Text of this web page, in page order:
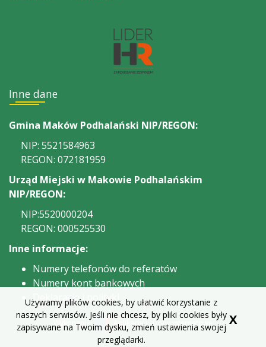
Inne dane
Gmina Maków Podhalański NIP/REGON:
NIP: 5521584963
REGON: 072181959
Urząd Miejski w Makowie Podhalańskim
NIP/REGON:
NIP:5520000204
REGON: 000525530
Inne informacje:
Numery telefonów do referatów
Numery kont bankowych
Deklaracje i polityki
Wykonanie Aplikacje i strony internetowe
Używamy plików cookies, by ułatwić korzystanie z
naszych serwisów. Jeśli nie chcesz, by pliki cookies były
zapisywane na Twoim dysku, zmień ustawienia swojej
przeglądarki.
X